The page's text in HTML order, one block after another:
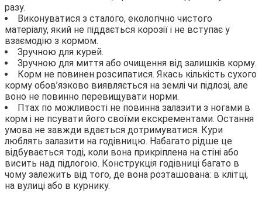
разу.
Виконуватися з сталого, екологічно чистого
матеріалу, який не піддається корозії і не вступає у
взаємодію з кормом.
Зручною для курей.
Зручною для миття або очищення від залишків корму.
Корм не повинен розсипатися. Якась кількість сухого
корму обов’язково виявляється на землі чи підлозі, але
воно не повинно перевищувати норми.
Птах по можливості не повинна залазити з ногами в
корм і не псувати його своїми екскрементами. Остання
умова не завжди вдається дотримуватися. Кури
люблять залазити на годівницю. Набагато рідше це
відбувається тоді, коли вона прикріплена на стіні або
висить над підлогою. Конструкція годівниці багато в
чому залежить від того, де вона розташована: в клітці,
на вулиці або в курнику.